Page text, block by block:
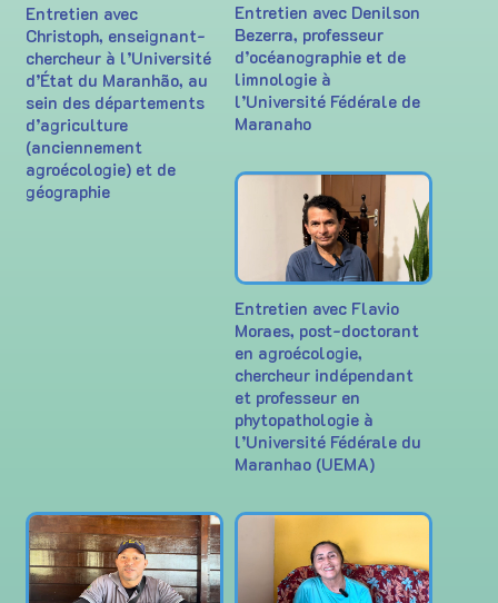
Entretien avec
Christoph, enseignant-
chercheur à l’Université
d’État du Maranhão, au
sein des départements
d’agriculture
(anciennement
agroécologie) et de
géographie
Entretien avec Denilson
Bezerra, professeur
d’océanographie et de
limnologie à
l’Université Fédérale de
Maranaho
Entretien avec Flavio
Moraes, post-doctorant
en agroécologie,
chercheur indépendant
et professeur en
phytopathologie à
l’Université Fédérale du
Maranhao (UEMA)